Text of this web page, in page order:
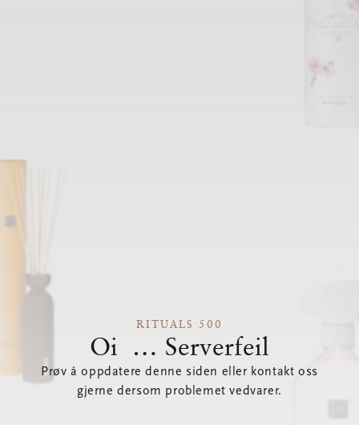
RITUALS 500
Oi … Serverfeil
Prøv å oppdatere denne siden eller kontakt oss
gjerne dersom problemet vedvarer.